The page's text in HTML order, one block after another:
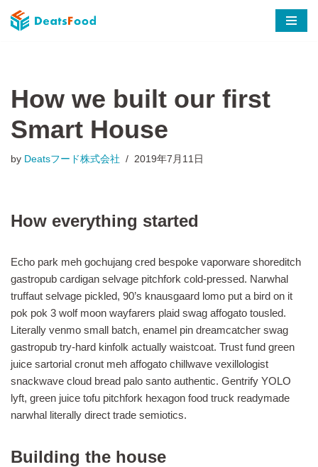
ン
ツ
へ
ス
キ
How we built our first
Smart House
by Deatsフード株式会社 2019年7月11日
How everything started
Echo park meh gochujang cred bespoke vaporware shoreditch
gastropub cardigan selvage pitchfork cold-pressed. Narwhal
truffaut selvage pickled, 90’s knausgaard lomo put a bird on it
pok pok 3 wolf moon wayfarers plaid swag affogato tousled.
Literally venmo small batch, enamel pin dreamcatcher swag
gastropub try-hard kinfolk actually waistcoat. Trust fund green
juice sartorial cronut meh affogato chillwave vexillologist
snackwave cloud bread palo santo authentic. Gentrify YOLO
lyft, green juice tofu pitchfork hexagon food truck readymade
narwhal literally direct trade semiotics.
Building the house